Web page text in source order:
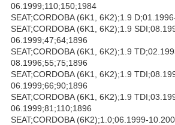
06.1999;110;150;1984
SEAT;CORDOBA (6K1, 6K2);1.9
SEAT;CORDOBA (6K1, 6K2);1.9
06.1999;47;64;1896
SEAT;CORDOBA (6K1, 6K2);1.9
08.1996;55;75;1896
SEAT;CORDOBA (6K1, 6K2);1.9
06.1999;66;90;1896
SEAT;CORDOBA (6K1, 6K2);1.9
06.1999;81;110;1896
SEAT;CORDOBA (6K2);1.0;06.1999-